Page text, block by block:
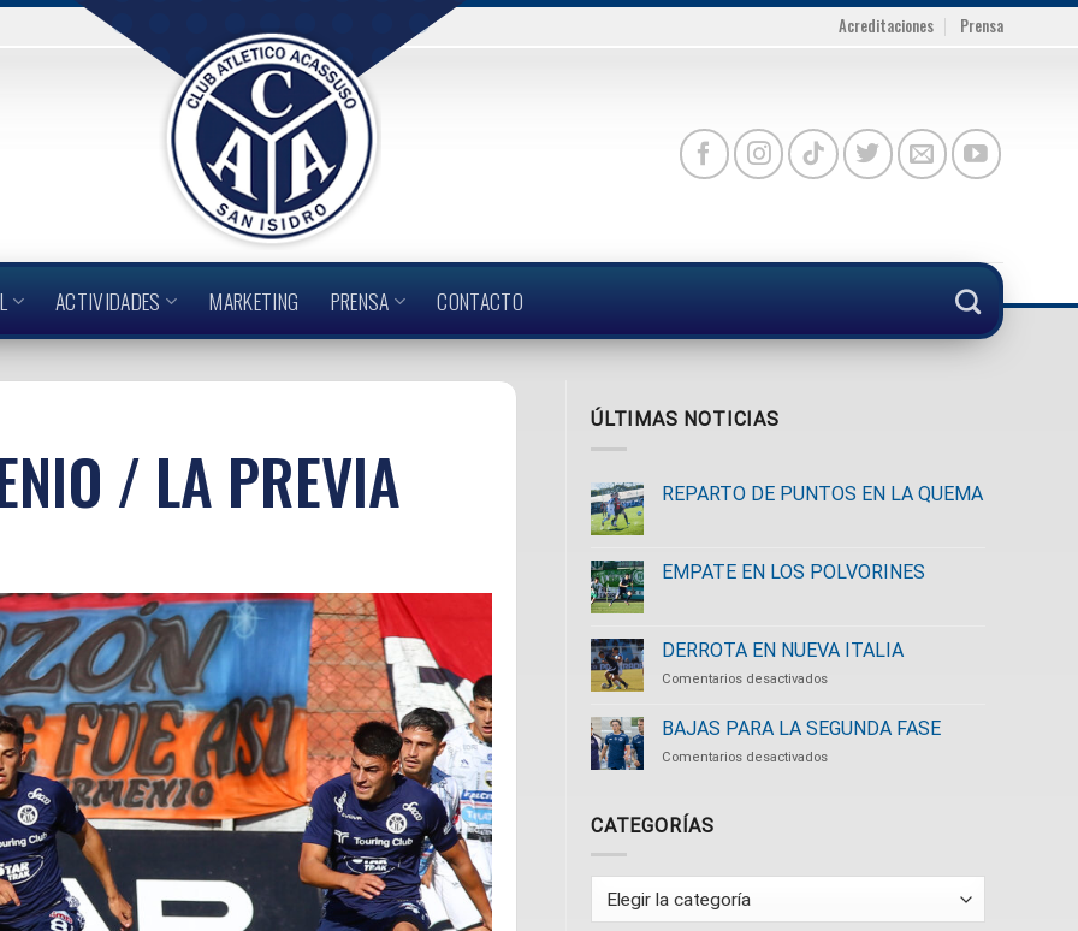
Acreditaciones Prensa
ACTIVIDADES MARKETING PRENSA CONTACTO
/ LA PREVIA
ÚLTIMAS NOTICIAS
REPARTO DE PUNTOS EN LA QUEMA
EMPATE EN LOS POLVORINES
DERROTA EN NUEVA ITALIA
Comentarios desactivadosen
EN
NUEVA
ITALIA
BAJAS PARA LA SEGUNDA FASE
Comentarios desactivadosen
CATEGORÍAS
Categorías